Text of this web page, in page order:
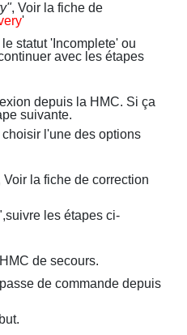
, Voir la fiche de
'
statut 'Incomplete' ou
avec les étapes
depuis la HMC. Si ça
suivante.
l'une des options
la fiche de correction
les étapes ci-
de secours.
de commande depuis